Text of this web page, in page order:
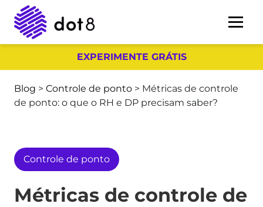
EXPERIMENTE GRÁTIS
Blog > Controle de ponto > Métricas de controle
de ponto: o que o RH e DP precisam saber?
Controle de ponto
Métricas de controle de